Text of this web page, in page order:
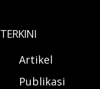
TERKINI
Artikel
Publikasi